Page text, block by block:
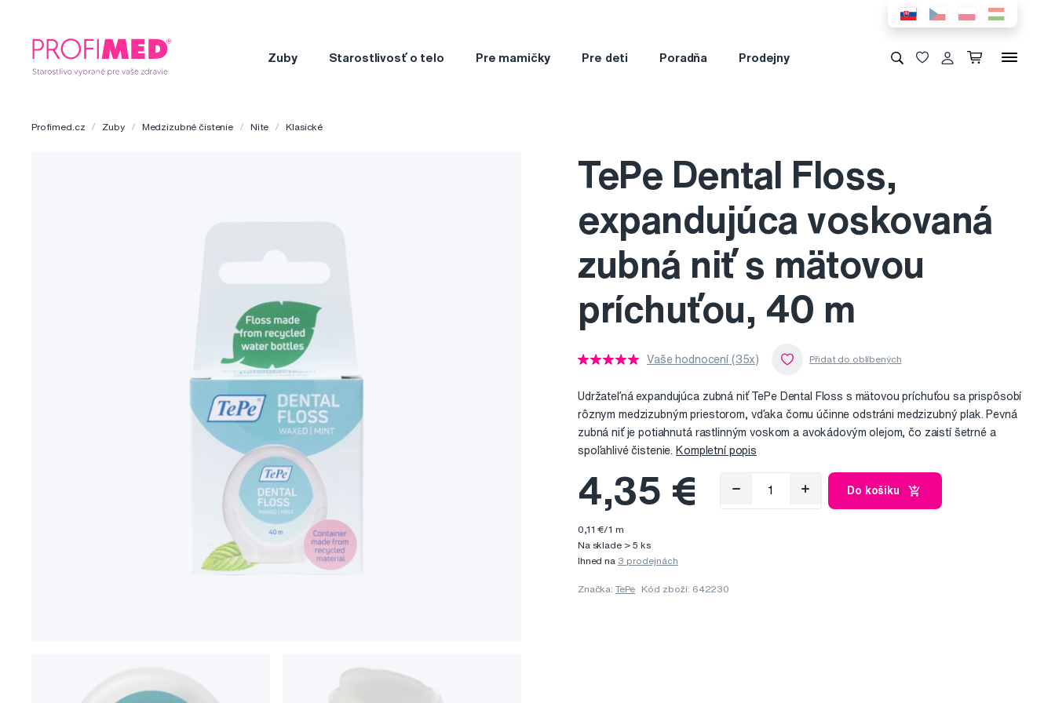
Zuby Starostlivosť o telo Pre mamičky Pre deti Poradňa Prodejny
Profimed.cz Zuby Medzizubné čistenie Nite Klasické
TePe Dental Floss,
expandujúca voskovaná
zubná niť s mätovou
príchuťou, 40 m
Vaše hodnocení (35x)
Udržateľná expandujúca zubná niť TePe Dental Floss s mätovou príchuťou sa prispôsobí
rôznym medzizubným priestorom, vďaka čomu účinne odstráni medzizubný plak. Pevná
zubná niť je potiahnutá rastlinným voskom a avokádovým olejom, čo zaistí šetrné a
spoľahlivé čistenie. Kompletní popis
4,35 € Do košíku
0,11 €/1 m
Na sklade > 5 ks
Ihned na 3 prodejnách
Značka: TePe Kód zboží: 642230